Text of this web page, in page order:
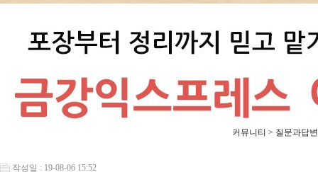
커뮤니티 > 질문과답변
작성일 : 19-08-06 15:52